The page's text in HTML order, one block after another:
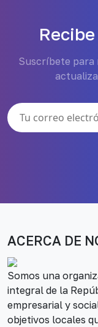
Suscríbete para
ACERCA DE
Somos una
integral de la
empresarial y
objetivos locales